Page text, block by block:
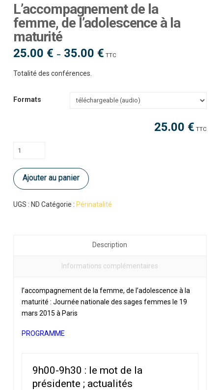
L’accompagnement de la
femme, de l’adolescence à la
maturité
25.00 € – 35.00 €Plage
de
TTC
Totalité des conférences.
Formats
25.00 € TTC
quantité
L'accompagnement
de
femme,
Ajouter au panier
UGS : ND Catégorie : Périnatalité
Description
Informations complémentaires
l’accompagnement de la femme, de l’adolescence à la
maturité : Journée nationale des sages femmes le 19
mars 2015 à Paris
PROGRAMME
9h00-9h30 : le mot de la
présidente ; actualités